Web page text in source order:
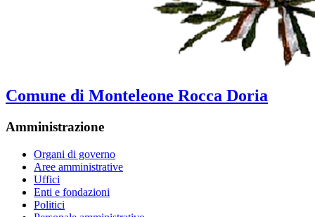
Comune di Monteleone Rocca Doria
Amministrazione
Organi di governo
Aree amministrative
Uffici
Enti e fondazioni
Politici